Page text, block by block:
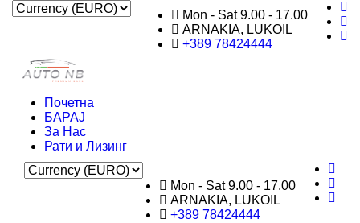
Mon - Sat 9.00 - 17.00
ARNAKIA, LUKOIL
+389 78424444
Почетна
БАРАЈ
За Нас
Рати и Лизинг
Mon - Sat 9.00 - 17.00
ARNAKIA, LUKOIL
+389 78424444